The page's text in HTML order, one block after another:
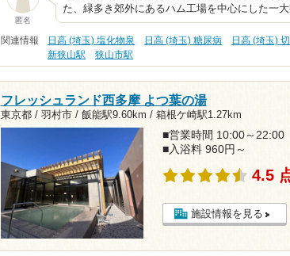
匿名
た、緑多き郊外にあるハム工場を中心にした一
関連情報 日高 (埼玉) 塩化物泉 日高 (埼玉) 糖尿病 日高 (埼玉)
新狭山駅
狭山市駅
フレッシュランド西多摩 よつ葉の湯
東京都 / 羽村市 / 飯能駅9.60km / 箱根ケ崎駅1.27km
■営業時間 10:00～22:00
■入浴料 960円～
4.5
施設情報を見る